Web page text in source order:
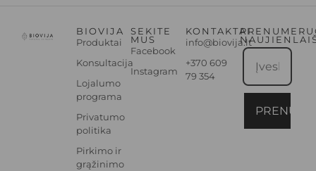
BIOVIJA
Produktai
Konsultacija
Lojalumo
programa
Privatumo
politika
Pirkimo ir
grąžinimo
SEKITE
MUS
Facebook
Instagram
KONTAKTAI
info@biovija.lt
+370 609
79 354